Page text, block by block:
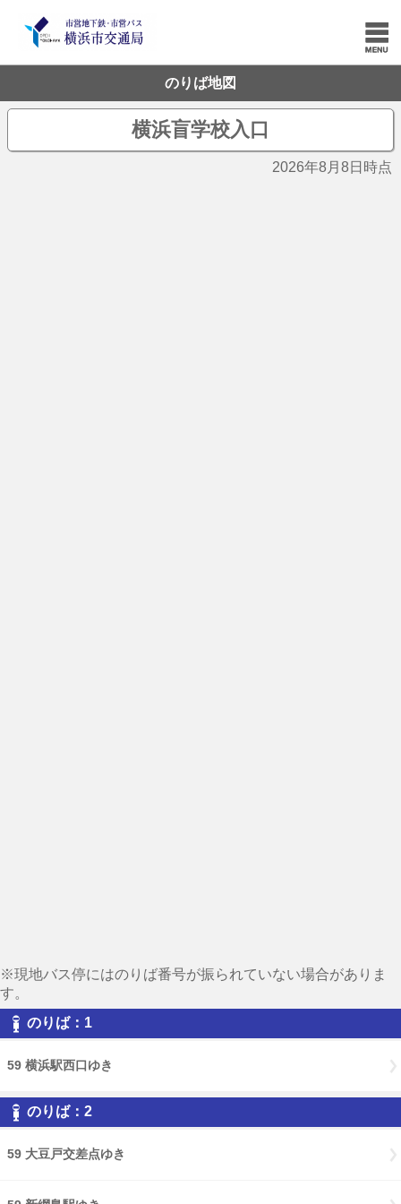
のりば地図
横浜盲学校入口
2026年8月8日時点
※現地バス停にはのりば番号が振られていない場合がありま
す。
のりば：1
59 横浜駅西口ゆき
のりば：2
59 大豆戸交差点ゆき